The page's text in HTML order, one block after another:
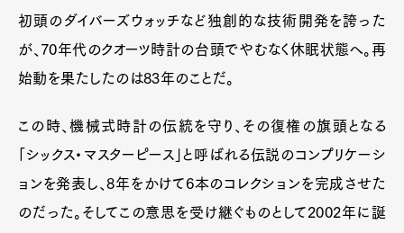
初頭のダイバーズウォッチなど独創的な技術開発を誇った
が、70年代のクオーツ時計の台頭でやむなく休眠状態へ。再
始動を果たしたのは83年のことだ。
この時、機械式時計の伝統を守り、その復権の旗頭となる
「シックス・マスターピース」と呼ばれる伝説のコンプリケーシ
ョンを発表し、8年をかけて6本のコレクションを完成させた
のだった。そしてこの意思を受け継ぐものとして2002年に誕